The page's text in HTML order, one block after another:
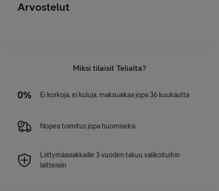
Arvostelut
Miksi tilaisit Telialta?
Ei korkoja, ei kuluja, maksuaikaa jopa 36 kuukautta
Nopea toimitus jopa huomiseksi
Liittymäasiakkaille 3 vuoden takuu valikoituihin
laitteisiin